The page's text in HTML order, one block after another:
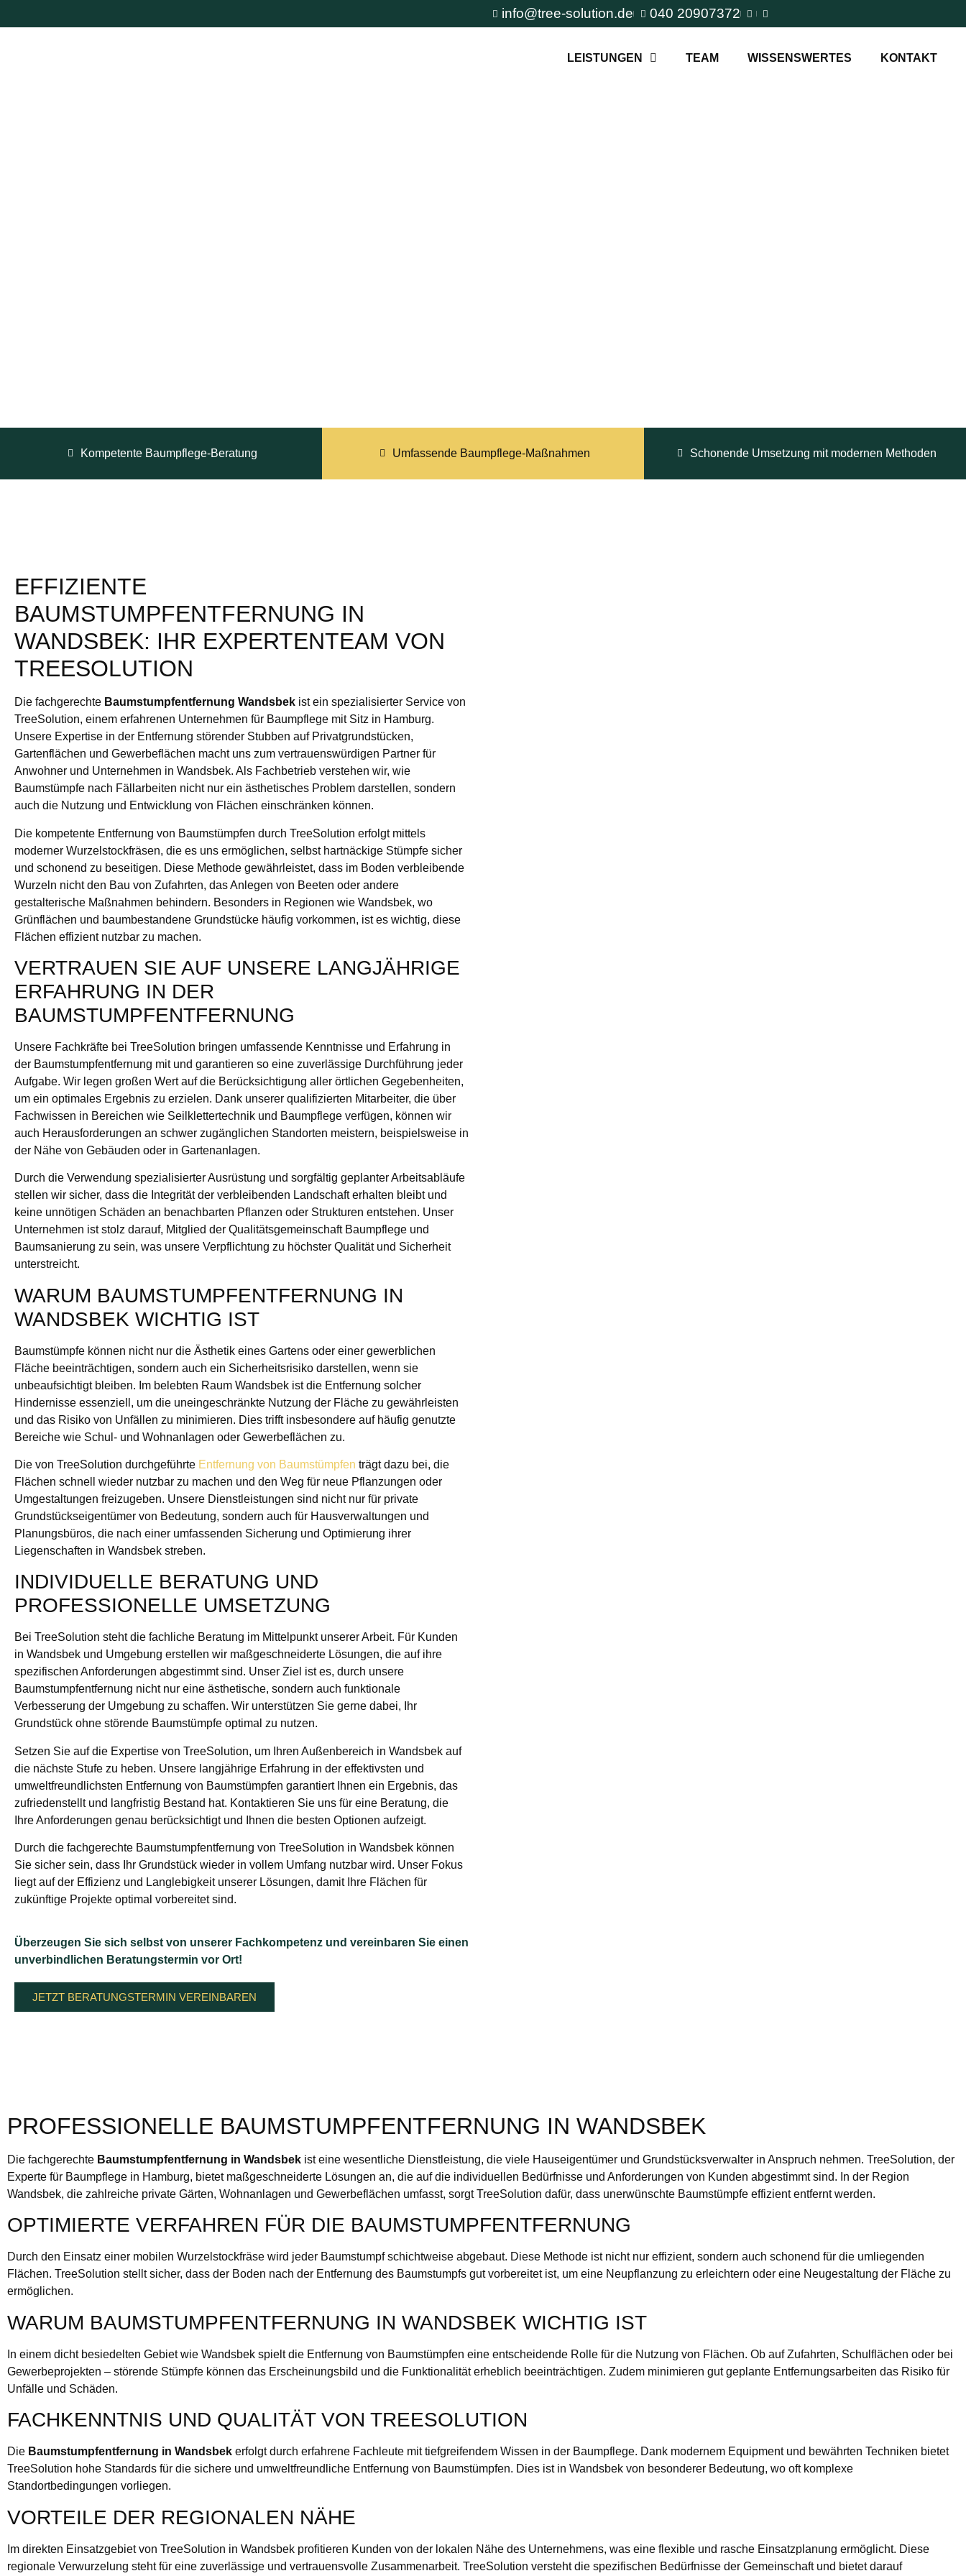
info@tree-solution.de 040 20907372
LEISTUNGEN TEAM WISSENSWERTES KONTAKT
Kompetente Baumpflege-Beratung Umfassende Baumpflege-Maßnahmen Schonende Umsetzung mit modernen Methoden
EFFIZIENTE
BAUMSTUMPFENTFERNUNG IN
WANDSBEK: IHR EXPERTENTEAM VON
TREESOLUTION
Die fachgerechte Baumstumpfentfernung Wandsbek ist ein spezialisierter Service von
TreeSolution, einem erfahrenen Unternehmen für Baumpflege mit Sitz in Hamburg.
Unsere Expertise in der Entfernung störender Stubben auf Privatgrundstücken,
Gartenflächen und Gewerbeflächen macht uns zum vertrauenswürdigen Partner für
Anwohner und Unternehmen in Wandsbek. Als Fachbetrieb verstehen wir, wie
Baumstümpfe nach Fällarbeiten nicht nur ein ästhetisches Problem darstellen, sondern
auch die Nutzung und Entwicklung von Flächen einschränken können.
Die kompetente Entfernung von Baumstümpfen durch TreeSolution erfolgt mittels
moderner Wurzelstockfräsen, die es uns ermöglichen, selbst hartnäckige Stümpfe sicher
und schonend zu beseitigen. Diese Methode gewährleistet, dass im Boden verbleibende
Wurzeln nicht den Bau von Zufahrten, das Anlegen von Beeten oder andere
gestalterische Maßnahmen behindern. Besonders in Regionen wie Wandsbek, wo
Grünflächen und baumbestandene Grundstücke häufig vorkommen, ist es wichtig, diese
Flächen effizient nutzbar zu machen.
VERTRAUEN SIE AUF UNSERE LANGJÄHRIGE
ERFAHRUNG IN DER
BAUMSTUMPFENTFERNUNG
Unsere Fachkräfte bei TreeSolution bringen umfassende Kenntnisse und Erfahrung in
der Baumstumpfentfernung mit und garantieren so eine zuverlässige Durchführung jeder
Aufgabe. Wir legen großen Wert auf die Berücksichtigung aller örtlichen Gegebenheiten,
um ein optimales Ergebnis zu erzielen. Dank unserer qualifizierten Mitarbeiter, die über
Fachwissen in Bereichen wie Seilklettertechnik und Baumpflege verfügen, können wir
auch Herausforderungen an schwer zugänglichen Standorten meistern, beispielsweise in
der Nähe von Gebäuden oder in Gartenanlagen.
Durch die Verwendung spezialisierter Ausrüstung und sorgfältig geplanter Arbeitsabläufe
stellen wir sicher, dass die Integrität der verbleibenden Landschaft erhalten bleibt und
keine unnötigen Schäden an benachbarten Pflanzen oder Strukturen entstehen. Unser
Unternehmen ist stolz darauf, Mitglied der Qualitätsgemeinschaft Baumpflege und
Baumsanierung zu sein, was unsere Verpflichtung zu höchster Qualität und Sicherheit
unterstreicht.
WARUM BAUMSTUMPFENTFERNUNG IN
WANDSBEK WICHTIG IST
Baumstümpfe können nicht nur die Ästhetik eines Gartens oder einer gewerblichen
Fläche beeinträchtigen, sondern auch ein Sicherheitsrisiko darstellen, wenn sie
unbeaufsichtigt bleiben. Im belebten Raum Wandsbek ist die Entfernung solcher
Hindernisse essenziell, um die uneingeschränkte Nutzung der Fläche zu gewährleisten
und das Risiko von Unfällen zu minimieren. Dies trifft insbesondere auf häufig genutzte
Bereiche wie Schul- und Wohnanlagen oder Gewerbeflächen zu.
Die von TreeSolution durchgeführte Entfernung von Baumstümpfen trägt dazu bei, die
Flächen schnell wieder nutzbar zu machen und den Weg für neue Pflanzungen oder
Umgestaltungen freizugeben. Unsere Dienstleistungen sind nicht nur für private
Grundstückseigentümer von Bedeutung, sondern auch für Hausverwaltungen und
Planungsbüros, die nach einer umfassenden Sicherung und Optimierung ihrer
Liegenschaften in Wandsbek streben.
INDIVIDUELLE BERATUNG UND
PROFESSIONELLE UMSETZUNG
Bei TreeSolution steht die fachliche Beratung im Mittelpunkt unserer Arbeit. Für Kunden
in Wandsbek und Umgebung erstellen wir maßgeschneiderte Lösungen, die auf ihre
spezifischen Anforderungen abgestimmt sind. Unser Ziel ist es, durch unsere
Baumstumpfentfernung nicht nur eine ästhetische, sondern auch funktionale
Verbesserung der Umgebung zu schaffen. Wir unterstützen Sie gerne dabei, Ihr
Grundstück ohne störende Baumstümpfe optimal zu nutzen.
Setzen Sie auf die Expertise von TreeSolution, um Ihren Außenbereich in Wandsbek auf
die nächste Stufe zu heben. Unsere langjährige Erfahrung in der effektivsten und
umweltfreundlichsten Entfernung von Baumstümpfen garantiert Ihnen ein Ergebnis, das
zufriedenstellt und langfristig Bestand hat. Kontaktieren Sie uns für eine Beratung, die
Ihre Anforderungen genau berücksichtigt und Ihnen die besten Optionen aufzeigt.
Durch die fachgerechte Baumstumpfentfernung von TreeSolution in Wandsbek können
Sie sicher sein, dass Ihr Grundstück wieder in vollem Umfang nutzbar wird. Unser Fokus
liegt auf der Effizienz und Langlebigkeit unserer Lösungen, damit Ihre Flächen für
zukünftige Projekte optimal vorbereitet sind.
Überzeugen Sie sich selbst von unserer Fachkompetenz und vereinbaren Sie einen
unverbindlichen Beratungstermin vor Ort!
JETZT BERATUNGSTERMIN VEREINBAREN
PROFESSIONELLE BAUMSTUMPFENTFERNUNG IN WANDSBEK
Die fachgerechte Baumstumpfentfernung in Wandsbek ist eine wesentliche Dienstleistung, die viele Hauseigentümer und Grundstücksverwalter in Anspruch nehmen. TreeSolution, der
Experte für Baumpflege in Hamburg, bietet maßgeschneiderte Lösungen an, die auf die individuellen Bedürfnisse und Anforderungen von Kunden abgestimmt sind. In der Region
Wandsbek, die zahlreiche private Gärten, Wohnanlagen und Gewerbeflächen umfasst, sorgt TreeSolution dafür, dass unerwünschte Baumstümpfe effizient entfernt werden.
OPTIMIERTE VERFAHREN FÜR DIE BAUMSTUMPFENTFERNUNG
Durch den Einsatz einer mobilen Wurzelstockfräse wird jeder Baumstumpf schichtweise abgebaut. Diese Methode ist nicht nur effizient, sondern auch schonend für die umliegenden
Flächen. TreeSolution stellt sicher, dass der Boden nach der Entfernung des Baumstumpfs gut vorbereitet ist, um eine Neupflanzung zu erleichtern oder eine Neugestaltung der Fläche zu
ermöglichen.
WARUM BAUMSTUMPFENTFERNUNG IN WANDSBEK WICHTIG IST
In einem dicht besiedelten Gebiet wie Wandsbek spielt die Entfernung von Baumstümpfen eine entscheidende Rolle für die Nutzung von Flächen. Ob auf Zufahrten, Schulflächen oder bei
Gewerbeprojekten – störende Stümpfe können das Erscheinungsbild und die Funktionalität erheblich beeinträchtigen. Zudem minimieren gut geplante Entfernungsarbeiten das Risiko für
Unfälle und Schäden.
FACHKENNTNIS UND QUALITÄT VON TREESOLUTION
Die Baumstumpfentfernung in Wandsbek erfolgt durch erfahrene Fachleute mit tiefgreifendem Wissen in der Baumpflege. Dank modernem Equipment und bewährten Techniken bietet
TreeSolution hohe Standards für die sichere und umweltfreundliche Entfernung von Baumstümpfen. Dies ist in Wandsbek von besonderer Bedeutung, wo oft komplexe
Standortbedingungen vorliegen.
VORTEILE DER REGIONALEN NÄHE
Im direkten Einsatzgebiet von TreeSolution in Wandsbek profitieren Kunden von der lokalen Nähe des Unternehmens, was eine flexible und rasche Einsatzplanung ermöglicht. Diese
regionale Verwurzelung steht für eine zuverlässige und vertrauensvolle Zusammenarbeit. TreeSolution versteht die spezifischen Bedürfnisse der Gemeinschaft und bietet darauf